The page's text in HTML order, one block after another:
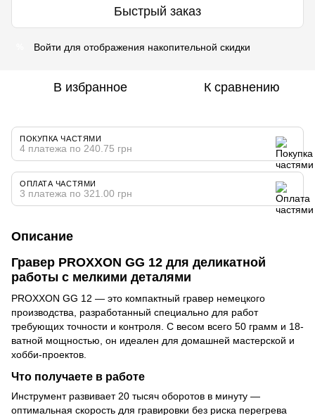
Быстрый заказ
Войти для отображения накопительной скидки
В избранное К сравнению
ПОКУПКА ЧАСТЯМИ
4 платежа по 240.75 грн
ОПЛАТА ЧАСТЯМИ
3 платежа по 321.00 грн
Описание
Гравер PROXXON GG 12 для деликатной
работы с мелкими деталями
PROXXON GG 12 — это компактный гравер немецкого
производства, разработанный специально для работ
требующих точности и контроля. С весом всего 50 грамм и 18-
ватной мощностью, он идеален для домашней мастерской и
хобби-проектов.
Что получаете в работе
Инструмент развивает 20 тысяч оборотов в минуту —
оптимальная скорость для гравировки без риска перегрева